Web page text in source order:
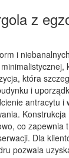
z
i
która
i
antracytu i
co zapewnia
Dla
pozwala